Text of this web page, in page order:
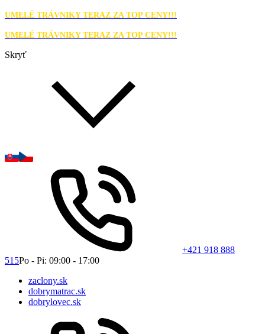
UMELÉ TRÁVNIKY TERAZ ZA TOP CENY!!!
UMELÉ TRÁVNIKY TERAZ ZA TOP CENY!!!
Skryť
+421 918 888
515Po - Pi: 09:00 - 17:00
zaclony.sk
dobrymatrac.sk
dobrylovec.sk